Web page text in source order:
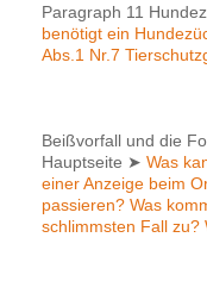
Paragraph 11
benötigt ein
Abs.1 Nr.7
Beißvorfall und die
Hauptseite ➤ Was
einer Anzeige beim
passieren? Was
schlimmsten Fall zu?